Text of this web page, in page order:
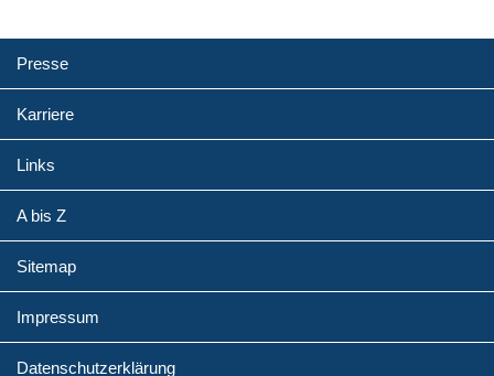
Presse
Karriere
Links
A bis Z
Sitemap
Impressum
Datenschutzerklärung